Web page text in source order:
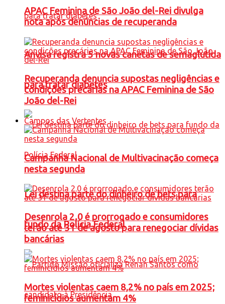
Anvisa registra 5 novas canetas de semaglutida
para tratar diabetes
Lei destina parte do dinheiro de bets para
fundo da Polícia Federal
APAC Feminina de São João del-Rei divulga
nota após denúncias de recuperanda
Recuperanda denuncia supostas negligências e
condições precárias na APAC Feminina de São
João del-Rei
Campos das Vertentes
Campanha Nacional de Multivacinação começa
nesta segunda
Desenrola 2.0 é prorrogado e consumidores
terão até 31 de agosto para renegociar dívidas
bancárias
Mortes violentas caem 8,2% no país em 2025;
feminicídios aumentam 4%